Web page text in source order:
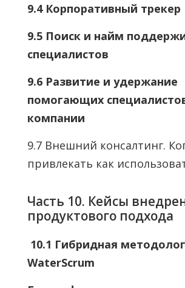
9.4 Корпоративный трекер
9.5 Поиск и найм
специалистов
9.6 Развитие и удержание
помогающих
компании
9.7 Внешний консалтинг.
привлекать как
Часть 10. Кейсы
продуктового подхода
10.1 Гибридная
WaterScrum